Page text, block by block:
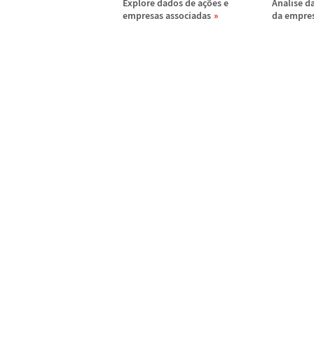
Explore dados de ações e
empresas associadas
Analise
da